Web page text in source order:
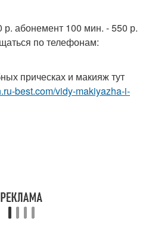
абонемент 100 мин. - 550 р.
по телефонам:
прическах и макияж тут
best.com/vidy-makiyazha-i-